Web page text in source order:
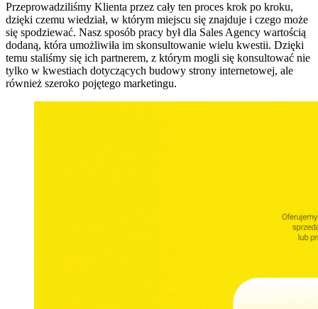
Przeprowadziliśmy Klienta przez cały ten proces krok po kroku,
dzięki czemu wiedział, w którym miejscu się znajduje i czego może
się spodziewać. Nasz sposób pracy był dla Sales Agency wartością
dodaną, która umożliwiła im skonsultowanie wielu kwestii. Dzięki
temu staliśmy się ich partnerem, z którym mogli się konsultować nie
tylko w kwestiach dotyczących budowy strony internetowej, ale
również szeroko pojętego marketingu.